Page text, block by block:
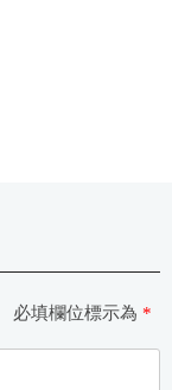
必填欄位標示為 *